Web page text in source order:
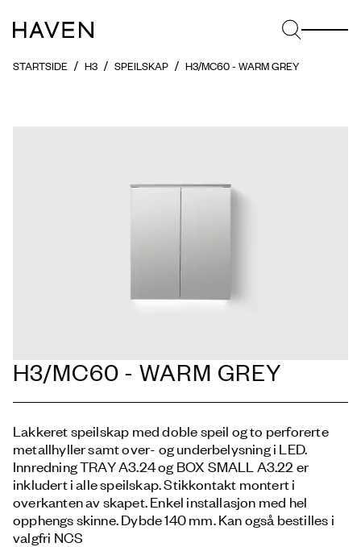
STARTSIDE H3 SPEILSKAP H3/MC60 - WARM GREY
H3/MC60 - WARM GREY
Lakkeret speilskap med doble speil og to perforerte
metallhyller samt over- og underbelysning i LED.
Innredning TRAY A3.24 og BOX SMALL A3.22 er
inkludert i alle speilskap. Stikkontakt montert i
overkanten av skapet. Enkel installasjon med hel
opphengs skinne. Dybde 140 mm. Kan også bestilles i
valgfri NCS